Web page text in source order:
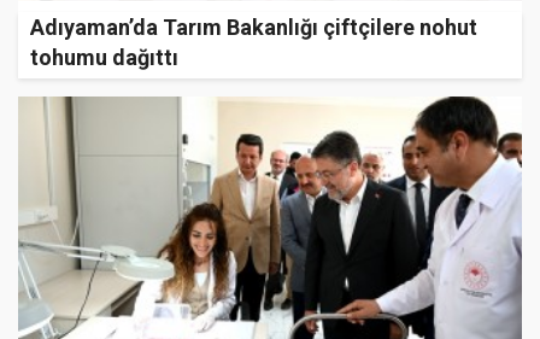
Adıyaman’da Tarım Bakanlığı çiftçilere nohut
tohumu dağıttı